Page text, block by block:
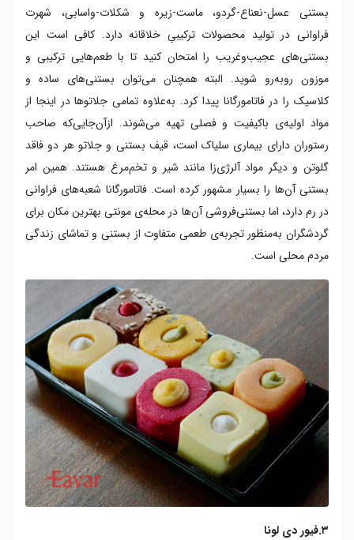
بستنی عسل-نعناع-گردو، ماست-زیره و شکلات-واسابی، شهرت
فراوانی در تولید محصولات ترکیبیِ خلاقانه دارد. کافی است این
بستنی‌های عجیب‌وغریب را امتحان کنید تا با طعم‌هایی ترکیبی و
موزون روبه‌رو شوید. البته همچنان می‌توان بستنی‌های ساده‌ و
کلاسیک را در فاتامورگانا پیدا کرد. به‌علاوه تمامی جلاتوها در اینجا از
مواد اولیه‌ی باکیفیت و فصلی تهیه می‌شوند. ازآن‌جایی‌که صاحب
رستوران دارای بیماری سلیاک است، قیف بستنی و جلاتو هر دو فاقد
گلوتن و دیگر مواد آلرژی‌زا مانند شیر و تخم‌مرغ هستند. همین امر
بستنی آن‌ها را بسیار مشهور کرده است. فاتامورگانا شعبه‌های فراوانی
در رم دارد، اما بستنی‌فروشی آن‌ها در محله‌ی مونتی بهترین مکان برای
گردشگران به‌منظور تجربه‌ی طعمی متفاوت از بستنی و تماشای زندگی
مردم محلی است.
۳.فیور دی لونا